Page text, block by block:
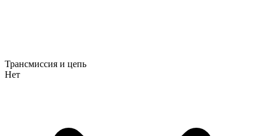
Трансмиссия и цепь
Нет